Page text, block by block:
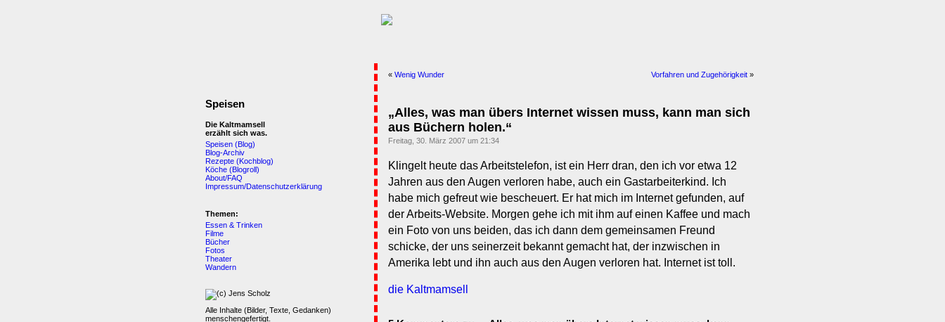
« Wenig Wunder Vorfahren und Zugehörigkeit »
„Alles, was man übers Internet wissen muss, kann man sich
aus Büchern holen.“
Freitag, 30. März 2007 um 21:34
Klingelt heute das Arbeitstelefon, ist ein Herr dran, den ich vor etwa 12
Jahren aus den Augen verloren habe, auch ein Gastarbeiterkind. Ich
habe mich gefreut wie bescheuert. Er hat mich im Internet gefunden, auf
der Arbeits-Website. Morgen gehe ich mit ihm auf einen Kaffee und mach
ein Foto von uns beiden, das ich dann dem gemeinsamen Freund
schicke, der uns seinerzeit bekannt gemacht hat, der inzwischen in
Amerika lebt und ihn auch aus den Augen verloren hat. Internet ist toll.
die Kaltmamsell
Speisen
Die Kaltmamsell
erzählt sich was.
Speisen (Blog)
Blog-Archiv
Rezepte (Kochblog)
Köche (Blogroll)
About/FAQ
Impressum/Datenschutzerklärung
Themen:
Essen & Trinken
Filme
Bücher
Fotos
Theater
Wandern
Alle Inhalte (Bilder, Texte, Gedanken)
menschengefertigt.